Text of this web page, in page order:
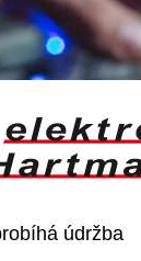
údržba